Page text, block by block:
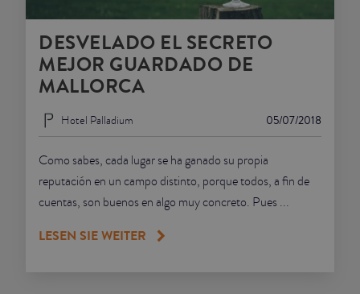
DESVELADO EL SECRETO
MEJOR GUARDADO DE
MALLORCA
05/07/2018
Hotel Palladium
Como sabes, cada lugar se ha ganado su propia
reputación en un campo distinto, porque todos, a fin de
cuentas, son buenos en algo muy concreto. Pues ...
LESEN SIE WEITER